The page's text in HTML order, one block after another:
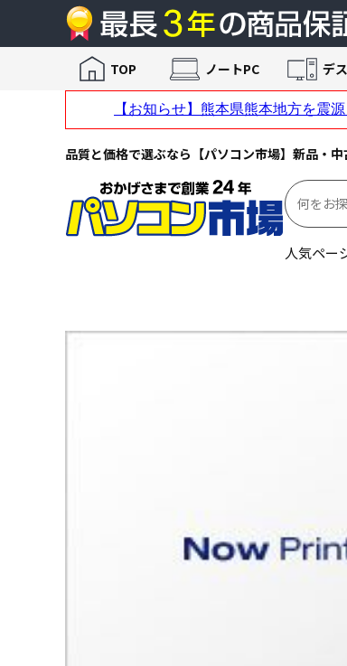
品質と価格で選ぶなら【パソコン市場】新品・中
人気ペー
TOP ノートPC デ